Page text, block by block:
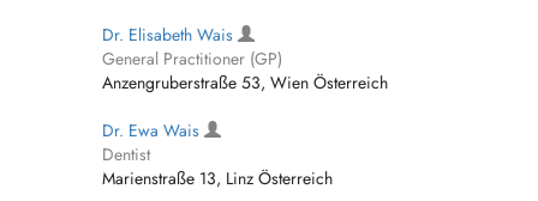
Dr. Elisabeth Wais
General Practitioner (GP)
Anzengruberstraße 53, Wien Österreich
Dr. Ewa Wais
Dentist
Marienstraße 13, Linz Österreich